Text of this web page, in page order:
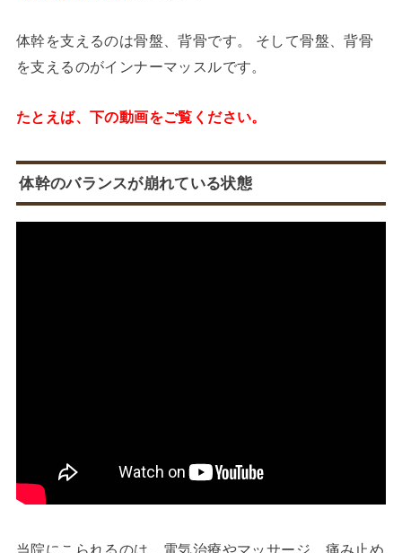
体幹を支えるのは骨盤、背骨です。 そして骨盤、背骨
を支えるのがインナーマッスルです。
たとえば、下の動画をご覧ください。
体幹のバランスが崩れている状態
当院にこられるのは、電気治療やマッサージ、痛み止め